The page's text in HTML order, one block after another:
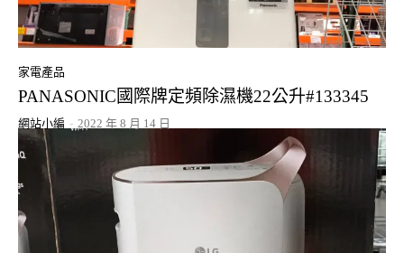
家電產品
PANASONIC國際牌定頻除濕機22公升#133345
網站小編 - 2022 年 8 月 14 日